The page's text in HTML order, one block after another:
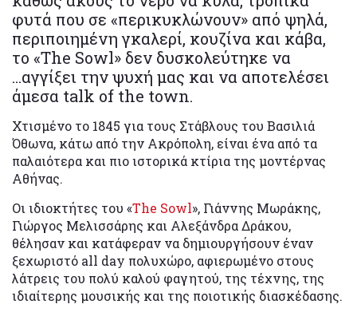
φυτά που σε «περικυκλώνουν» από ψηλά,
περιποιημένη γκαλερί, κουζίνα και κάβα,
το «The Sowl» δεν δυσκολεύτηκε να
...αγγίξει την ψυχή μας και να αποτελέσει
άμεσα talk of the town.
Χτισμένο το 1845 για τους Στάβλους του Βασιλιά
Όθωνα, κάτω από την Ακρόπολη, είναι ένα από τα
παλαιότερα και πιο ιστορικά κτίρια της μοντέρνας
Αθήνας.
Οι ιδιοκτήτες του «The Sowl», Γιάννης Μωράκης,
Γιώργος Μελισσάρης και Αλεξάνδρα Δράκου,
θέλησαν και κατάφεραν να δημιουργήσουν έναν
ξεχωριστό all day πολυχώρο, αφιερωμένο στους
λάτρεις του πολύ καλού φαγητού, της τέχνης, της
ιδιαίτερης μουσικής και της ποιοτικής διασκέδασης.